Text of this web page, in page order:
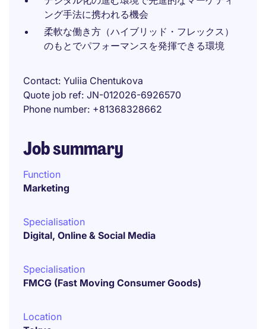
ング手法に携われる機会
柔軟な働き方（ハイブリッド・フレックス）
のもとでパフォーマンスを発揮できる環境
Contact Yuliia Chentukova
Quote job ref JN-012026-6926570
Phone number +81368328662
Job summary
Function
Marketing
Specialisation
Digital, Online & Social Media
Specialisation
FMCG (Fast Moving Consumer Goods)
Location